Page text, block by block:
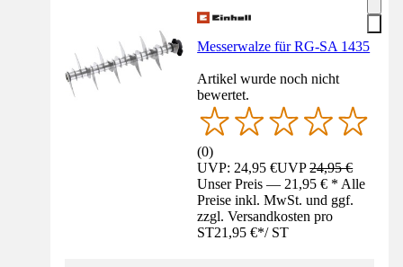
Messerwalze für RG-SA 1435
Artikel wurde noch nicht
bewertet.
(0)
UVP: 24,95 €UVP24,95 €
Unser Preis — 21,95 € * Alle
Preise inkl. MwSt. und ggf.
zzgl. Versandkosten pro
ST21,95 €*/ ST